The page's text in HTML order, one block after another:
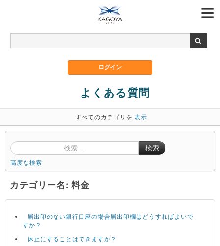
よくある質問
すべてのカテゴリを 表示
検索
高度な検索
カテゴリー名: 料金
届出印のない銀行口座の場合届出印欄はどうすればよいで
すか？
休止にすることはできますか？